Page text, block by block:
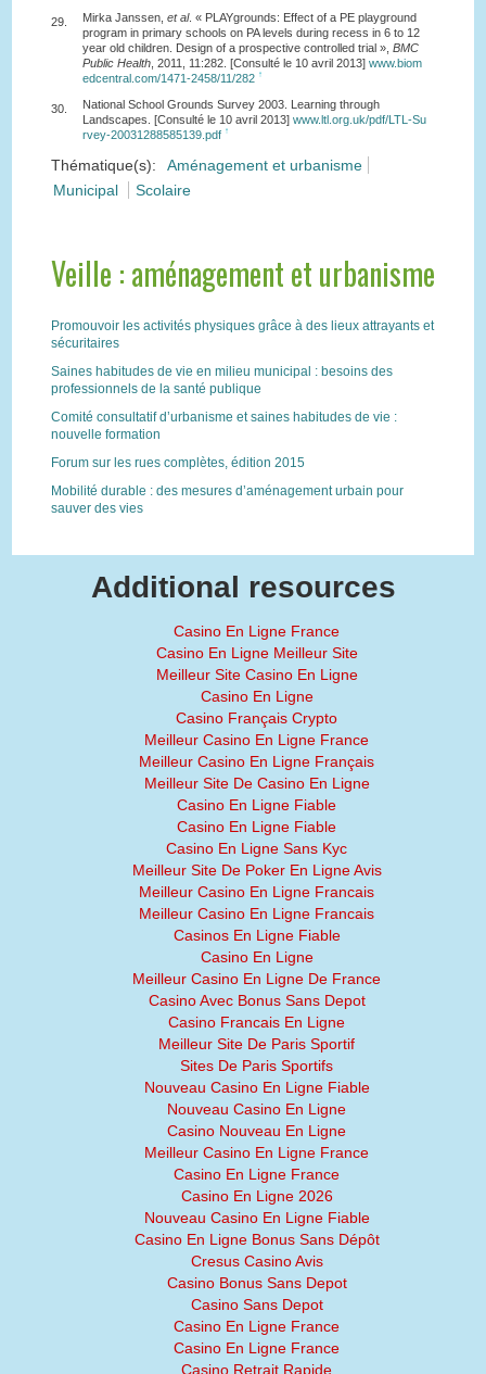
29. Mirka Janssen, et al. « PLAYgrounds: Effect of a PE playground
program in primary schools on PA levels during recess in 6 to 12
year old children. Design of a prospective controlled trial », BMC
Public Health, 2011, 11:282. [Consulté le 10 avril 2013] www.biom
edcentral.com/1471-2458/11/282 ↑
30.
National School Grounds Survey 2003. Learning through
Landscapes. [Consulté le 10 avril 2013] www.ltl.org.uk/pdf/LTL-Su
rvey-20031288585139.pdf ↑
Thématique(s):
Aménagement et urbanisme
Municipal
Scolaire
Veille : aménagement et urbanisme
Promouvoir les activités physiques grâce à des lieux attrayants et
sécuritaires
Saines habitudes de vie en milieu municipal : besoins des
professionnels de la santé publique
Comité consultatif d’urbanisme et saines habitudes de vie :
nouvelle formation
Forum sur les rues complètes, édition 2015
Mobilité durable : des mesures d’aménagement urbain pour
sauver des vies
Additional resources
Casino En Ligne France
Casino En Ligne Meilleur Site
Meilleur Site Casino En Ligne
Casino En Ligne
Casino Français Crypto
Meilleur Casino En Ligne France
Meilleur Casino En Ligne Français
Meilleur Site De Casino En Ligne
Casino En Ligne Fiable
Casino En Ligne Fiable
Casino En Ligne Sans Kyc
Meilleur Site De Poker En Ligne Avis
Meilleur Casino En Ligne Francais
Meilleur Casino En Ligne Francais
Casinos En Ligne Fiable
Casino En Ligne
Meilleur Casino En Ligne De France
Casino Avec Bonus Sans Depot
Casino Francais En Ligne
Meilleur Site De Paris Sportif
Sites De Paris Sportifs
Nouveau Casino En Ligne Fiable
Nouveau Casino En Ligne
Casino Nouveau En Ligne
Meilleur Casino En Ligne France
Casino En Ligne France
Casino En Ligne 2026
Nouveau Casino En Ligne Fiable
Casino En Ligne Bonus Sans Dépôt
Cresus Casino Avis
Casino Bonus Sans Depot
Casino Sans Depot
Casino En Ligne France
Casino En Ligne France
Casino Retrait Rapide